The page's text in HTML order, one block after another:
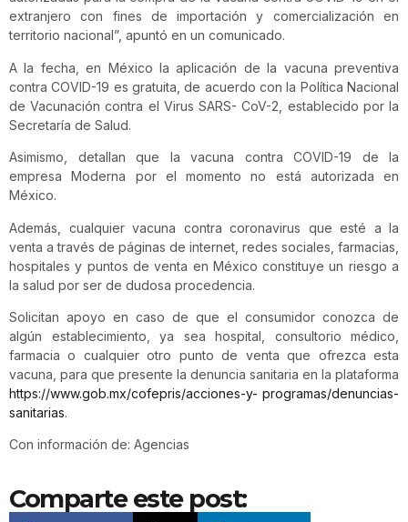
extranjero con fines de importación y comercialización en
territorio nacional”, apuntó en un comunicado.
A la fecha, en México la aplicación de la vacuna preventiva
contra COVID-19 es gratuita, de acuerdo con la Política Nacional
de Vacunación contra el Virus SARS- CoV-2, establecido por la
Secretaría de Salud.
Asimismo, detallan que la vacuna contra COVID-19 de la
empresa Moderna por el momento no está autorizada en
México.
Además, cualquier vacuna contra coronavirus que esté a la
venta a través de páginas de internet, redes sociales, farmacias,
hospitales y puntos de venta en México constituye un riesgo a
la salud por ser de dudosa procedencia.
Solicitan apoyo en caso de que el consumidor conozca de
algún establecimiento, ya sea hospital, consultorio médico,
farmacia o cualquier otro punto de venta que ofrezca esta
vacuna, para que presente la denuncia sanitaria en la plataforma
https://www.gob.mx/cofepris/acciones-y- programas/denuncias-
sanitarias.
Con información de: Agencias
Comparte este post: